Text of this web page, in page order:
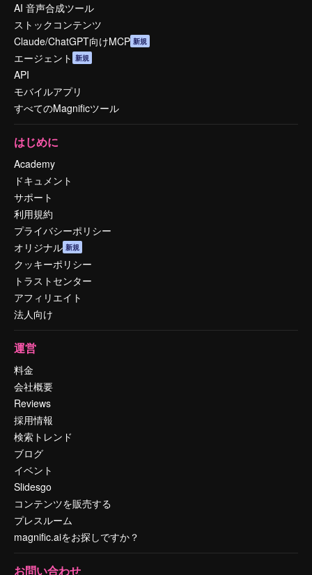
AI 音声合成ツール
ストックコンテンツ
Claude/ChatGPT向けMCP 新規
エージェント 新規
API
モバイルアプリ
すべてのMagnificツール
はじめに
Academy
ドキュメント
サポート
利用規約
プライバシーポリシー
オリジナル 新規
クッキーポリシー
トラストセンター
アフィリエイト
法人向け
運営
料金
会社概要
Reviews
採用情報
検索トレンド
ブログ
イベント
Slidesgo
コンテンツを販売する
プレスルーム
magnific.aiをお探しですか？
お問い合わせ